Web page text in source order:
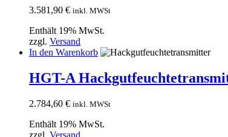
3.581,90 € inkl. MWSt
Enthält 19% MwSt.
zzgl. Versand
In den Warenkorb
HGT-A
2.784,60 € inkl. MWSt
Enthält 19% MwSt.
zzgl. Versand